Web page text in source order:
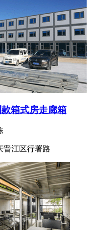
箱式房走廊箱
晋江区行署路